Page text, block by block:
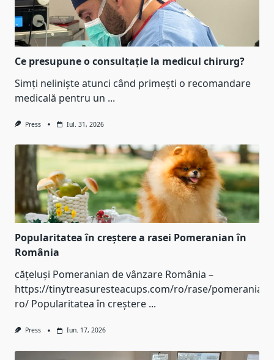
Ce presupune o consultație la medicul chirurg?
Simți neliniște atunci când primești o recomandare
medicală pentru un ...
Press Iul. 31, 2026
Popularitatea în creștere a rasei Pomeranian în
România
cățeluși Pomeranian de vânzare România –
https://tinytreasuresteacups.com/ro/rase/pomeranian-
ro/ Popularitatea în creștere ...
Press Iun. 17, 2026